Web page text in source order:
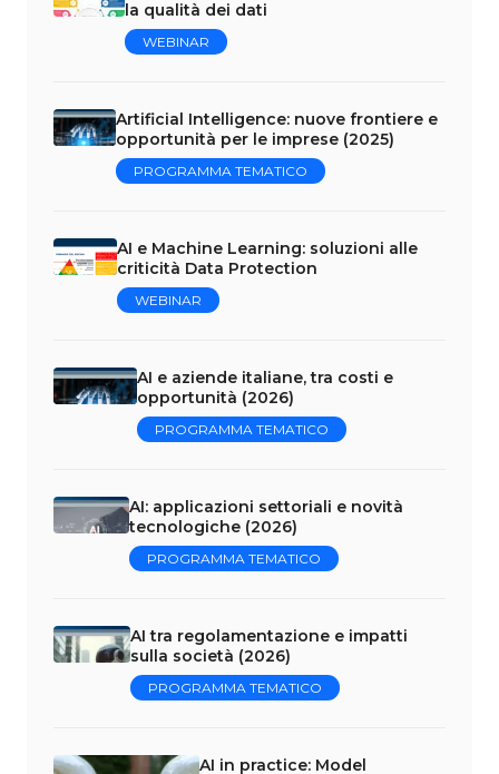
la qualità dei dati
WEBINAR
Artificial Intelligence: nuove frontiere e
opportunità per le imprese (2025)
PROGRAMMA TEMATICO
AI e Machine Learning: soluzioni alle
criticità Data Protection
WEBINAR
AI e aziende italiane, tra costi e
opportunità (2026)
PROGRAMMA TEMATICO
AI: applicazioni settoriali e novità
tecnologiche (2026)
PROGRAMMA TEMATICO
AI tra regolamentazione e impatti
sulla società (2026)
PROGRAMMA TEMATICO
AI in practice: Model